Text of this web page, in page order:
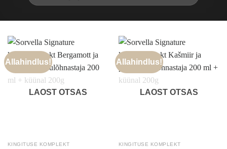
Allahindlus!
LAOST OTSAS
KINGITUSE KOMPLEKT
Allahindlus!
LAOST OTSAS
KINGITUSE KOMPLEKT